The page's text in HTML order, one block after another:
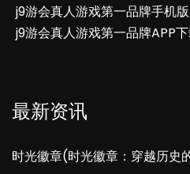
j9游会真人游戏第一品牌手机
j9游会真人游戏第一品牌APP
最新资讯
时光徽章(时光徽章：穿越历史